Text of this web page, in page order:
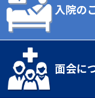
入院の
面会に